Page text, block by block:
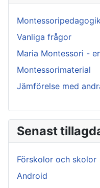
Vanliga frågor
Maria Montessori -
Montessorimaterial
Jämförelse med
Senast
Förskolor och skolor
Android